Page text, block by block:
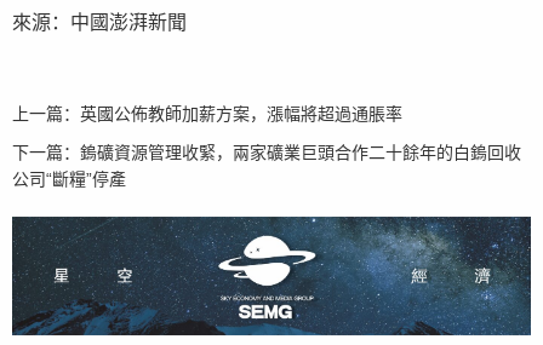
來源：中國澎湃新聞
上一篇： 英國公佈教師加薪方案，漲幅將超過通脹率
下一篇： 鎢礦資源管理收緊，兩家礦業巨頭合作二十餘年的白鎢回收
公司“斷糧”停產